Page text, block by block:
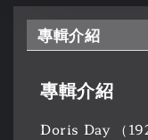
專輯介紹
專輯介紹
Doris Day （